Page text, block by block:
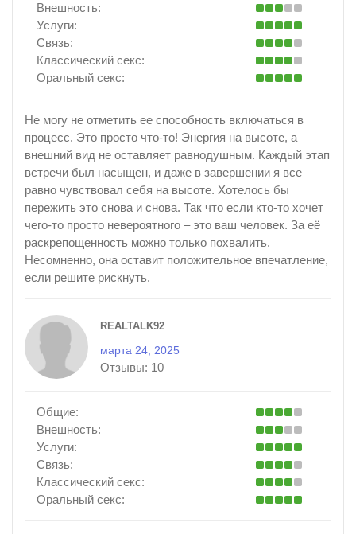
Внешность:
Услуги:
Связь:
Классический секс:
Оральный секс:
Не могу не отметить ее способность включаться в
процесс. Это просто что-то! Энергия на высоте, а
внешний вид не оставляет равнодушным. Каждый этап
встречи был насыщен, и даже в завершении я все
равно чувствовал себя на высоте. Хотелось бы
пережить это снова и снова. Так что если кто-то хочет
чего-то просто невероятного – это ваш человек. За её
раскрепощенность можно только похвалить.
Несомненно, она оставит положительное впечатление,
если решите рискнуть.
REALTALK92
марта 24, 2025
Отзывы: 10
Общие:
Внешность:
Услуги:
Связь:
Классический секс:
Оральный секс: